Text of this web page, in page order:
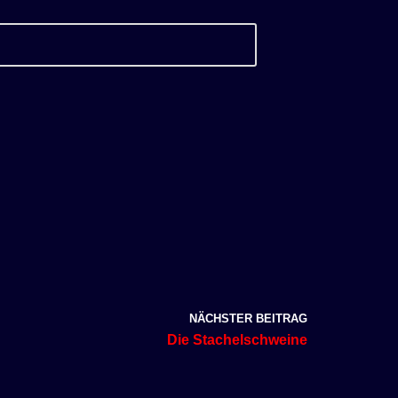
NÄCHSTER BEITRAG
Die Stachelschweine